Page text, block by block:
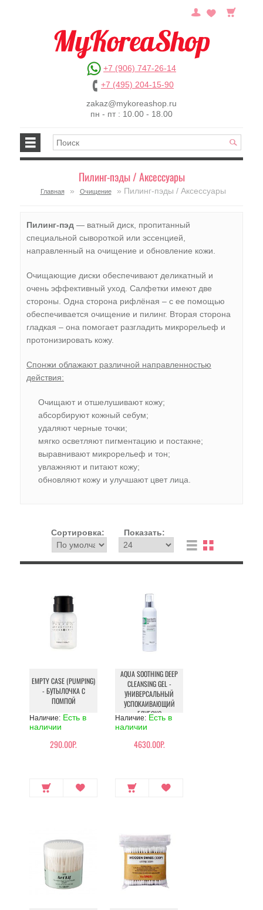
+7 (906) 747-26-14
+7 (495) 204-15-90
zakaz@mykoreashop.ru
пн - пт : 10.00 - 18.00
Пилинг-пэды / Аксессуары
Главная » Очищение » Пилинг-пэды / Аксессуары
Пилинг-пэд — ватный диск, пропитанный
специальной сывороткой или эссенцией,
направленный на очищение и обновление кожи.
Очищающие диски обеспечивают деликатный и
очень эффективный уход. Салфетки имеют две
стороны. Одна сторона рифлёная – с ее помощью
обеспечивается очищение и пилинг. Вторая сторона
гладкая – она помогает разгладить микрорельеф и
протонизировать кожу.
Спонжи облажают различной направленностью
действия:
Очищают и отшелушивают кожу;
абсорбируют кожный себум;
удаляют черные точки;
мягко осветляют пигментацию и постакне;
выравнивают микрорельеф и тон;
увлажняют и питают кожу;
обновляют кожу и улучшают цвет лица.
Сортировка: Показать:
EMPTY CASE (PUMPING)
- БУТЫЛОЧКА С
ПОМПОЙ
Наличие: Есть в
наличии
290.00Р.
AQUA SOOTHING DEEP
CLEANSING GEL -
УНИВЕРСАЛЬНЫЙ
УСПОКАИВАЮЩИЙ
ГЛУБОКО
ОЧИЩАЮЩИЙ ГЕЛЬ
Наличие: Есть в
наличии
4630.00Р.